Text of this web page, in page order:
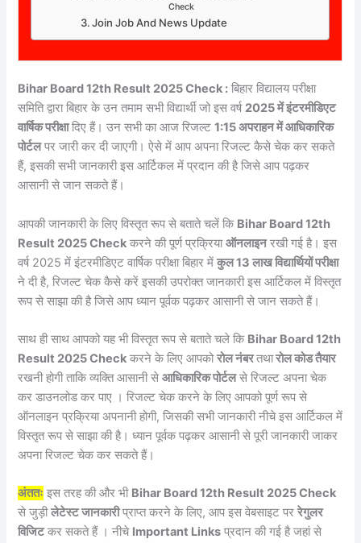
Check
Join Job And News Update
Bihar Board 12th Result 2025 Check : बिहार विद्यालय परीक्षा
समिति द्वारा बिहार के उन तमाम सभी विद्यार्थी जो इस वर्ष 2025 में इंटरमीडिएट
वार्षिक परीक्षादिए हैं। उन सभी का आज रिजल्ट1:15 अपराहन में आधिकारिक
पोर्टलपर जारी कर दी जाएगी। ऐसे में आप अपना रिजल्ट कैसे चेक कर सकते
हैं, इसकी सभी जानकारी इस आर्टिकल में प्रदान की है जिसे आप पढ़कर
आसानी से जान सकते हैं।
आपकी जानकारी के लिए विस्तृत रूप से बताते चलें कि Bihar Board 12th
Result 2025 Check करने की पूर्ण प्रक्रियाऑनलाइनरखी गई है। इस
वर्ष 2025 में इंटरमीडिएट वार्षिक परीक्षा बिहार मेंकुल 13 लाख विद्यार्थियों परीक्षा
ने दी है, रिजल्ट चेक कैसे करें इसकी उपरोक्त जानकारी इस आर्टिकल में विस्तृत
रूप से साझा की है जिसे आप ध्यान पूर्वक पढ़कर आसानी से जान सकते हैं।
साथ ही साथ आपको यह भी विस्तृत रूप से बताते चले कि Bihar Board 12th
Result 2025 Check करने के लिए आपकोरोल नंबरतथारोल कोड तैयार
रखनी होगी ताकि व्यक्ति आसानी सेआधिकारिक पोर्टलसे रिजल्ट अपना चेक
कर डाउनलोड कर पाए । रिजल्ट चेक करने के लिए आपको पूर्ण रूप से
ऑनलाइन प्रक्रिया अपनानी होगी, जिसकी सभी जानकारी नीचे इस आर्टिकल में
विस्तृत रूप से साझा की है। ध्यान पूर्वक पढ़कर आसानी से पूरी जानकारी जाकर
अपना रिजल्ट चेक कर सकते हैं।
अंततः इस तरह की और भी Bihar Board 12th Result 2025 Check
से जुड़ीलेटेस्ट जानकारीप्राप्त करने के लिए, आप इस वेबसाइट पररेगुलर
विजिटकर सकते हैं । नीचे Important Links प्रदान की गई है जहां से